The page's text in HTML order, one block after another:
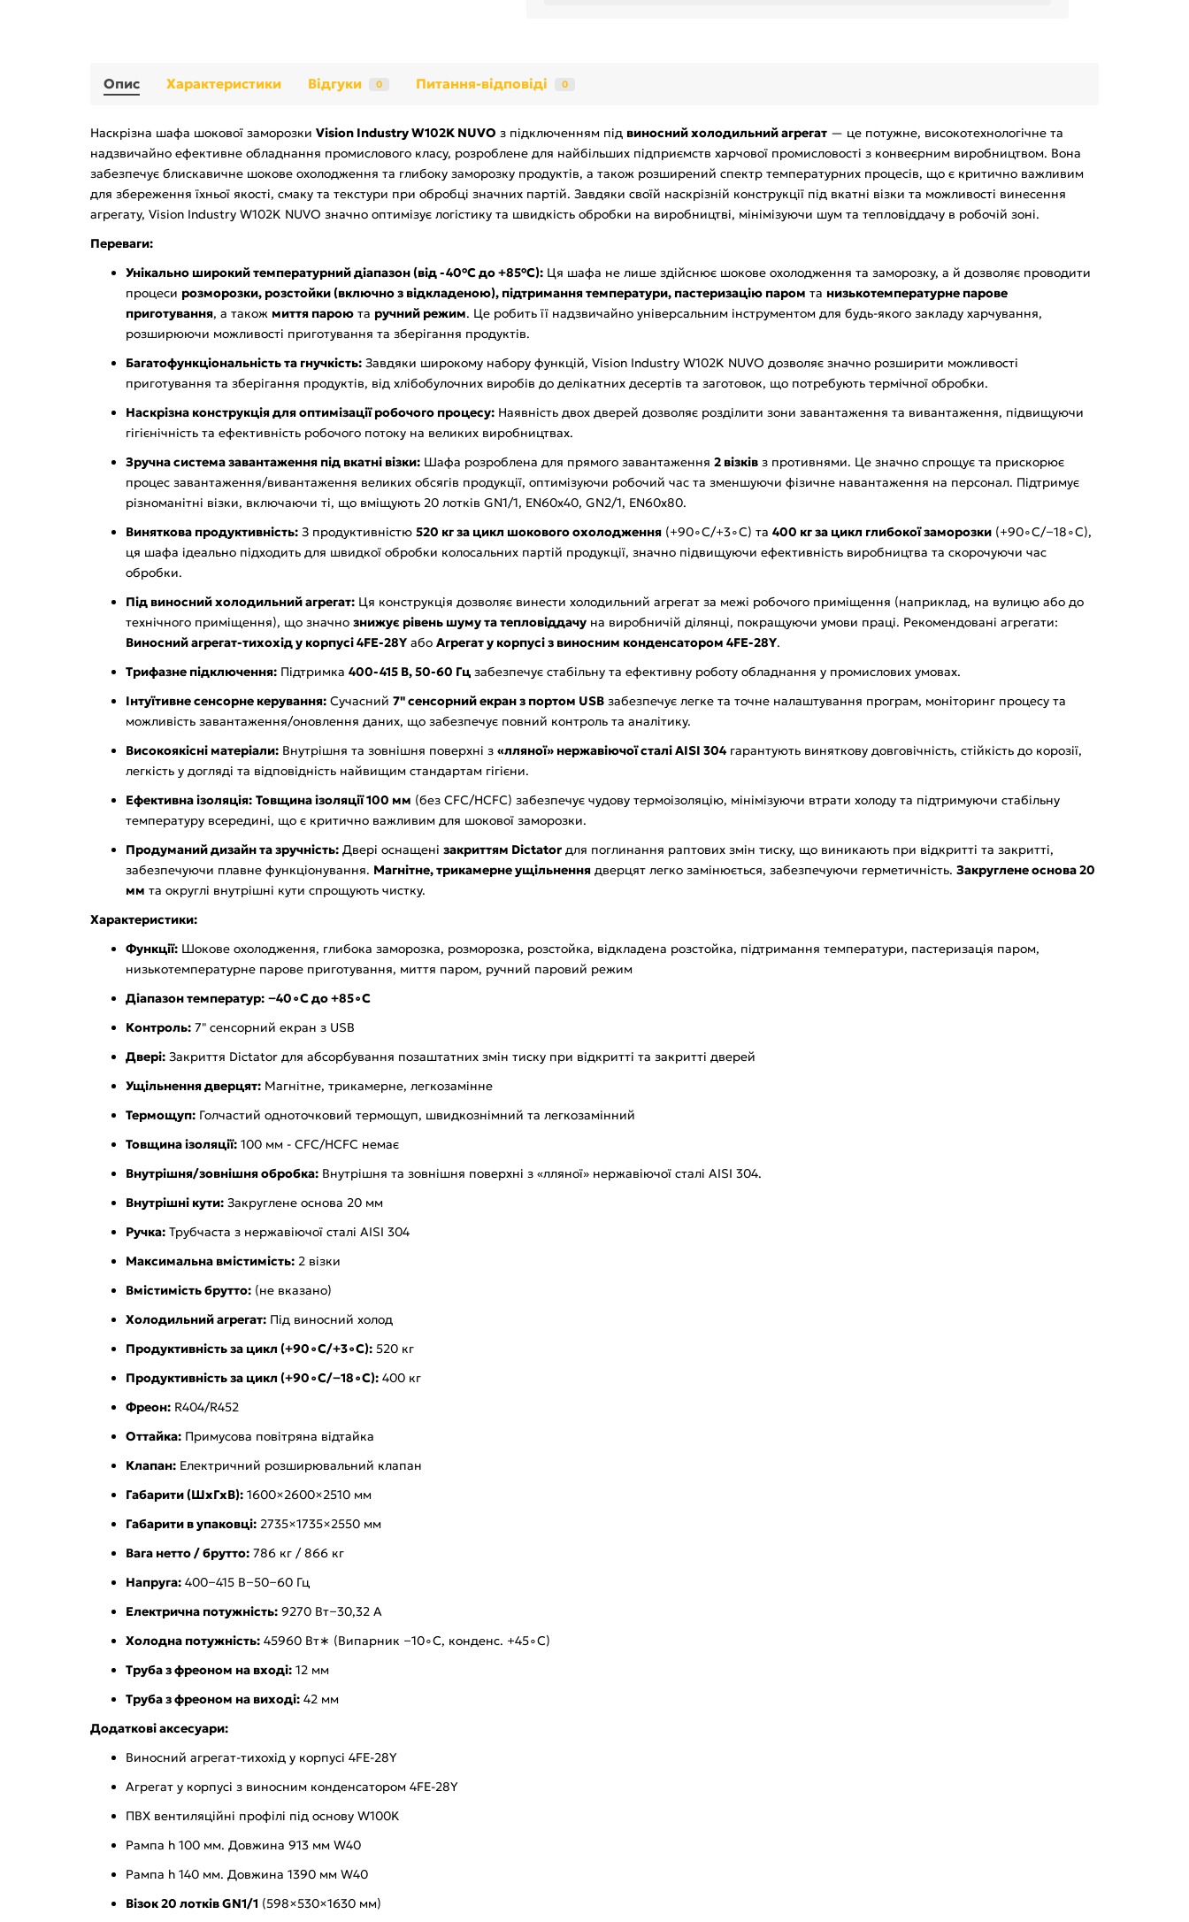
Опис Характеристики Відгуки 0 Питання-відповіді 0
Наскрізна шафа шокової заморозки Vision Industry W102K NUVO з підключенням під виносний холодильний агрегат — це потужне, високотехнологічне та
надзвичайно ефективне обладнання промислового класу, розроблене для найбільших підприємств харчової промисловості з конвеєрним виробництвом. Вона
забезпечує блискавичне шокове охолодження та глибоку заморозку продуктів, а також розширений спектр температурних процесів, що є критично важливим
для збереження їхньої якості, смаку та текстури при обробці значних партій. Завдяки своїй наскрізній конструкції під вкатні візки та можливості винесення
агрегату, Vision Industry W102K NUVO значно оптимізує логістику та швидкість обробки на виробництві, мінімізуючи шум та тепловіддачу в робочій зоні.
Переваги:
Унікально широкий температурний діапазон (від -40°C до +85°C): Ця шафа не лише здійснює шокове охолодження та заморозку, а й дозволяє проводити
процеси розморозки, розстойки (включно з відкладеною), підтримання температури, пастеризацію паром та низькотемпературне парове
приготування, а також миття парою та ручний режим. Це робить її надзвичайно універсальним інструментом для будь-якого закладу харчування,
розширюючи можливості приготування та зберігання продуктів.
Багатофункціональність та гнучкість: Завдяки широкому набору функцій, Vision Industry W102K NUVO дозволяє значно розширити можливості
приготування та зберігання продуктів, від хлібобулочних виробів до делікатних десертів та заготовок, що потребують термічної обробки.
Наскрізна конструкція для оптимізації робочого процесу: Наявність двох дверей дозволяє розділити зони завантаження та вивантаження, підвищуючи
гігієнічність та ефективність робочого потоку на великих виробництвах.
Зручна система завантаження під вкатні візки: Шафа розроблена для прямого завантаження 2 візків з противнями. Це значно спрощує та прискорює
процес завантаження/вивантаження великих обсягів продукції, оптимізуючи робочий час та зменшуючи фізичне навантаження на персонал. Підтримує
різноманітні візки, включаючи ті, що вміщують 20 лотків GN1/1, EN60x40, GN2/1, EN60x80.
Виняткова продуктивність: З продуктивністю 520 кг за цикл шокового охолодження (+90∘C/+3∘C) та 400 кг за цикл глибокої заморозки (+90∘C/−18∘C),
ця шафа ідеально підходить для швидкої обробки колосальних партій продукції, значно підвищуючи ефективність виробництва та скорочуючи час
обробки.
Під виносний холодильний агрегат: Ця конструкція дозволяє винести холодильний агрегат за межі робочого приміщення (наприклад, на вулицю або до
технічного приміщення), що значно знижує рівень шуму та тепловіддачу на виробничій ділянці, покращуючи умови праці. Рекомендовані агрегати:
Виносний агрегат-тихохід у корпусі 4FE-28Y або Агрегат у корпусі з виносним конденсатором 4FE-28Y.
Трифазне підключення: Підтримка 400-415 В, 50-60 Гц забезпечує стабільну та ефективну роботу обладнання у промислових умовах.
Інтуїтивне сенсорне керування: Сучасний 7" сенсорний екран з портом USB забезпечує легке та точне налаштування програм, моніторинг процесу та
можливість завантаження/оновлення даних, що забезпечує повний контроль та аналітику.
Високоякісні матеріали: Внутрішня та зовнішня поверхні з «лляної» нержавіючої сталі AISI 304гарантують виняткову довговічність, стійкість до корозії,
легкість у догляді та відповідність найвищим стандартам гігієни.
Ефективна ізоляція: Товщина ізоляції 100 мм (без CFC/HCFC) забезпечує чудову термоізоляцію, мінімізуючи втрати холоду та підтримуючи стабільну
температуру всередині, що є критично важливим для шокової заморозки.
Продуманий дизайн та зручність: Двері оснащені закриттям Dictator для поглинання раптових змін тиску, що виникають при відкритті та закритті,
забезпечуючи плавне функціонування. Магнітне, трикамерне ущільнення дверцят легко замінюється, забезпечуючи герметичність. Закруглене основа 20
мм та округлі внутрішні кути спрощують чистку.
Характеристики:
Функції: Шокове охолодження, глибока заморозка, розморозка, розстойка, відкладена розстойка, підтримання температури, пастеризація паром,
низькотемпературне парове приготування, миття паром, ручний паровий режим
Діапазон температур: −40∘C до +85∘C
Контроль: 7" сенсорний екран з USB
Двері: Закриття Dictator для абсорбування позаштатних змін тиску при відкритті та закритті дверей
Ущільнення дверцят: Магнітне, трикамерне, легкозамінне
Термощуп: Голчастий одноточковий термощуп, швидкознімний та легкозамінний
Товщина ізоляції: 100 мм - CFC/HCFC немає
Внутрішня/зовнішня обробка: Внутрішня та зовнішня поверхні з «лляної» нержавіючої сталі AISI 304.
Внутрішні кути: Закруглене основа 20 мм
Ручка: Трубчаста з нержавіючої сталі AISI 304
Максимальна вмістимість: 2 візки
Вмістимість брутто: (не вказано)
Холодильний агрегат: Під виносний холод
Продуктивність за цикл (+90∘C/+3∘C): 520 кг
Продуктивність за цикл (+90∘C/−18∘C): 400 кг
Фреон: R404/R452
Оттайка: Примусова повітряна відтайка
Клапан: Електричний розширювальний клапан
Габарити (ШхГхВ): 1600×2600×2510 мм
Габарити в упаковці: 2735×1735×2550 мм
Вага нетто / брутто: 786 кг / 866 кг
Напруга: 400−415 В−50−60 Гц
Електрична потужність: 9270 Вт−30,32 А
Холодна потужність: 45960 Вт∗ (Випарник −10∘C, конденс. +45∘C)
Труба з фреоном на вході: 12 мм
Труба з фреоном на виході: 42 мм
Додаткові аксесуари:
Виносний агрегат-тихохід у корпусі 4FE-28Y
Агрегат у корпусі з виносним конденсатором 4FE-28Y
ПВХ вентиляційні профілі під основу W100K
Рампа h 100 мм. Довжина 913 мм W40
Рампа h 140 мм. Довжина 1390 мм W40
Візок 20 лотків GN1/1 (598×530×1630 мм)